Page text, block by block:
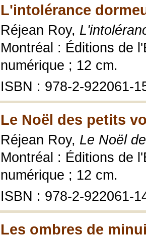
L'intolérance
Réjean Roy,
Montréal : Éditions de
numérique ; 12 cm.
ISBN : 978-2-922061-
Le Noël des petits
Réjean Roy, Le Noël
Montréal : Éditions de
numérique ; 12 cm.
ISBN : 978-2-922061-
Les ombres de